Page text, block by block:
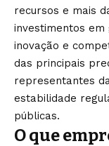
recursos e mais
investimentos em
inovação e
das principais
representantes
estabilidade
públicas.
O que